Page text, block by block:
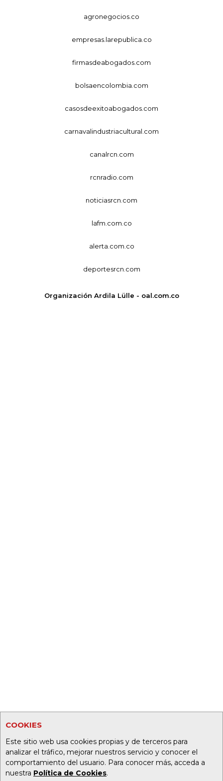
COOKIES
Este sitio web usa cookies propias y de terceros para
analizar el tráfico, mejorar nuestros servicio y conocer el
comportamiento del usuario. Para conocer más, acceda a
nuestra Política de Cookies.
agronegocios.co
empresas.larepublica.co
firmasdeabogados.com
bolsaencolombia.com
casosdeexitoabogados.com
carnavalindustriacultural.com
canalrcn.com
rcnradio.com
noticiasrcn.com
lafm.com.co
alerta.com.co
deportesrcn.com
Organización Ardila Lülle - oal.com.co